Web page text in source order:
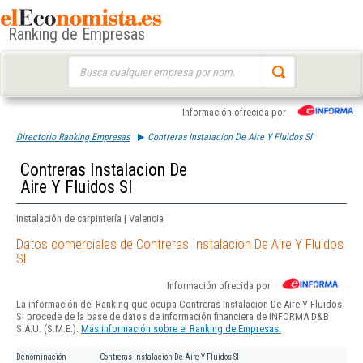
Ranking de Empresas
Información ofrecida por
Directorio Ranking Empresas Contreras Instalacion De Aire Y Fluidos Sl
Contreras Instalacion De
Aire Y Fluidos Sl
Instalación de carpintería | Valencia
Datos comerciales de Contreras Instalacion De Aire Y Fluidos
Sl
Información ofrecida por
La información del Ranking que ocupa Contreras Instalacion De Aire Y Fluidos
Sl procede de la base de datos de información financiera de INFORMA D&B
S.A.U. (S.M.E.). Más información sobre el Ranking de Empresas.
Denominación Contreras Instalacion De Aire Y Fluidos Sl